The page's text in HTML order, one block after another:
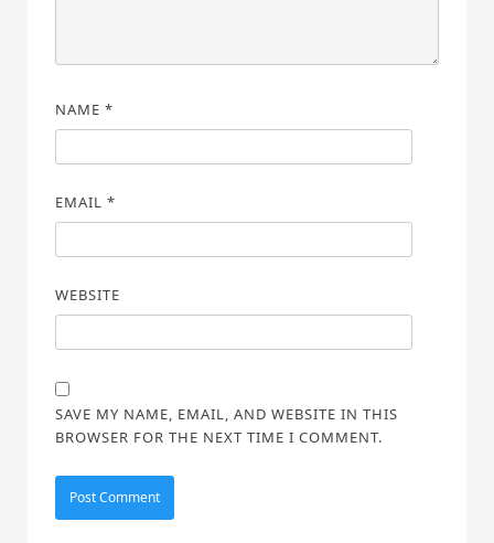
NAME *
EMAIL *
WEBSITE
SAVE MY NAME, EMAIL, AND WEBSITE IN THIS
BROWSER FOR THE NEXT TIME I COMMENT.